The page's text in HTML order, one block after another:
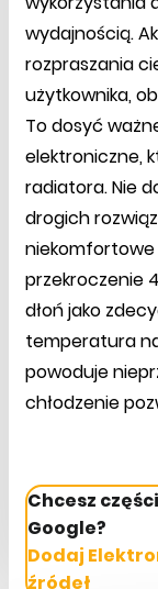
wydajnością.
rozpraszania
użytkownika,
To dosyć
elektroniczne,
radiatora. Nie
drogich
niekomfortowe
przekroczenie
dłoń jako
temperatura
powoduje
chłodzenie
Chcesz
Google?
Dodaj
źródeł